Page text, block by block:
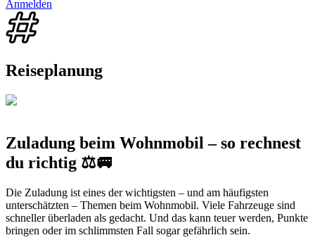
Anmelden
Reiseplanung
Zuladung beim Wohnmobil – so rechnest
du richtig ⚖️🚐
Die Zuladung ist eines der wichtigsten – und am häufigsten
unterschätzten – Themen beim Wohnmobil. Viele Fahrzeuge sind
schneller überladen als gedacht. Und das kann teuer werden, Punkte
bringen oder im schlimmsten Fall sogar gefährlich sein.